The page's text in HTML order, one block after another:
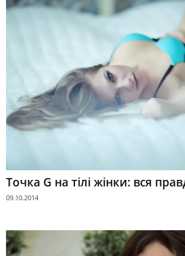
Точка G на тілі жінки: вся
09.10.2014